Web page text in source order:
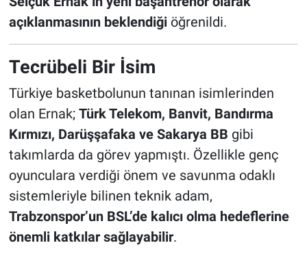
açıklanmasının beklendiğiöğrenildi.
Tecrübeli Bir İsim
Türkiye basketbolunun tanınan isimlerinden
olan Ernak; Türk Telekom, Banvit, Bandırma
Kırmızı, Darüşşafaka ve Sakarya BB gibi
takımlarda da görev yapmıştı. Özellikle genç
oyunculara verdiği önem ve savunma odaklı
sistemleriyle bilinen teknik adam,
Trabzonspor’un BSL’de kalıcı olma hedeflerine
önemli katkılar sağlayabilir.